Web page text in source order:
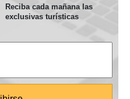
Reciba cada mañana las
exclusivas turísticas